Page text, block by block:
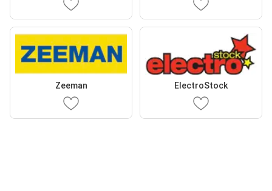
Zeeman ElectroStock